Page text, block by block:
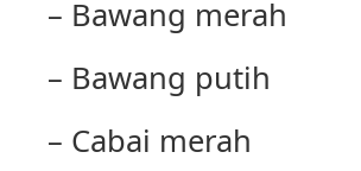
– Bawang merah
– Bawang putih
– Cabai merah